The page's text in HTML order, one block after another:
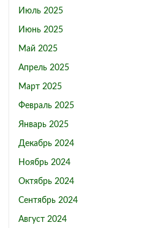
Июль 2025
Июнь 2025
Май 2025
Апрель 2025
Март 2025
Февраль 2025
Январь 2025
Декабрь 2024
Ноябрь 2024
Октябрь 2024
Сентябрь 2024
Август 2024